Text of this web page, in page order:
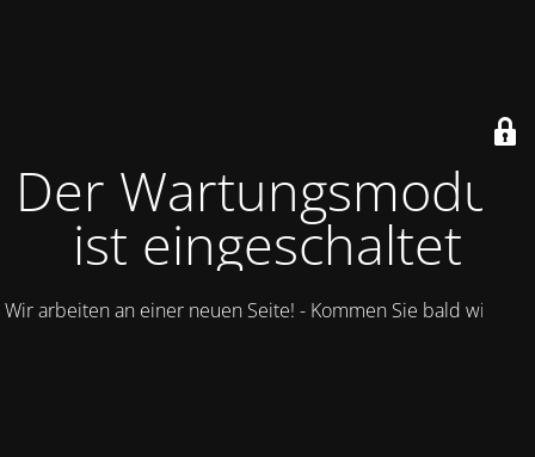
Der Wartungsmodus
ist eingeschaltet
Wir arbeiten an einer neuen Seite! - Kommen Sie bald wieder.